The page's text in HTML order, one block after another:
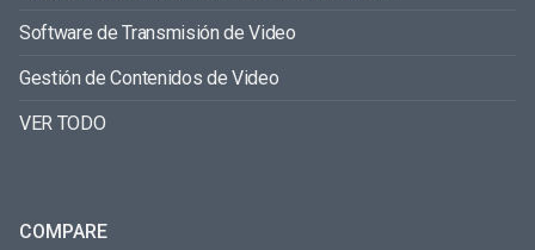
Software de Transmisión de Video
Gestión de Contenidos de Video
VER TODO
COMPARE